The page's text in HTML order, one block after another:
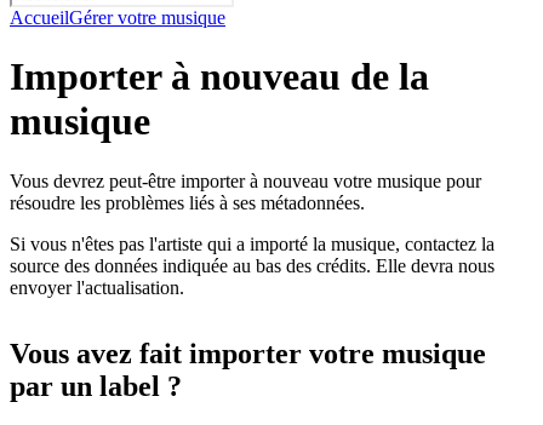
AccueilGérer votre musique
Importer à nouveau de la
musique
Vous devrez peut-être importer à nouveau votre musique pour
résoudre les problèmes liés à ses métadonnées.
Si vous n'êtes pas l'artiste qui a importé la musique, contactez la
source des données indiquée au bas des crédits. Elle devra nous
envoyer l'actualisation.
Vous avez fait importer votre musique
par un label ?